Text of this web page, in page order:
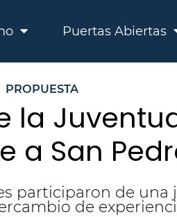
Puertas Abiertas
PROPUESTA
la
a San
participaron de
de